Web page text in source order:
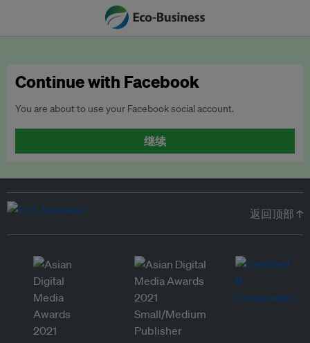
Continue with Facebook
You are about to use your Facebook social account.
继续
返回顶部 ↑